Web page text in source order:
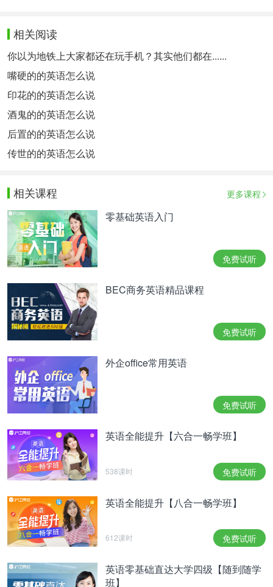
相关阅读
你以为地铁上大家都还在玩手机？其实他们都在......
嘴硬的的英语怎么说
印花的的英语怎么说
酒鬼的的英语怎么说
后置的的英语怎么说
传世的的英语怎么说
相关课程 更多课程
零基础英语入门
免费试听
BEC商务英语精品课程
免费试听
外企office常用英语
免费试听
英语全能提升【六合一畅学班】
538课时 免费试听
英语全能提升【八合一畅学班】
612课时 免费试听
英语零基础直达大学四级【随到随学
班】